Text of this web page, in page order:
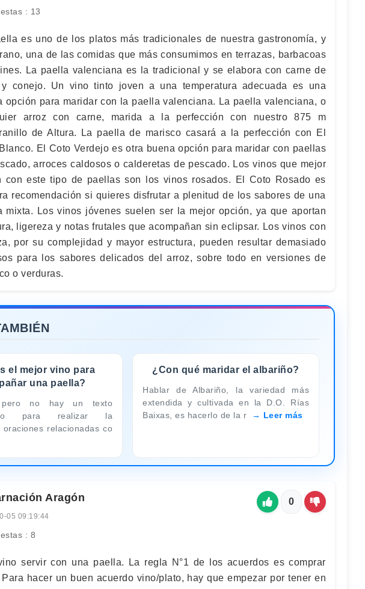
: 13
es uno de los platos más tradicionales de nuestra gastronomía, y
una de las comidas que más consumimos en terrazas, barbacoas
La paella valenciana es la tradicional y se elabora con carne de
conejo. Un vino tinto joven a una temperatura adecuada es una
opción para maridar con la paella valenciana. La paella valenciana, o
arroz con carne, marida a la perfección con nuestro 875 m
de Altura. La paella de marisco casará a la perfección con El
El Coto Verdejo es otra buena opción para maridar con paellas
arroces caldosos o calderetas de pescado. Los vinos que mejor
con este tipo de paellas son los vinos rosados. El Coto Rosado es
recomendación si quieres disfrutar a plenitud de los sabores de una
mixta. Los vinos jóvenes suelen ser la mejor opción, ya que aportan
ligereza y notas frutales que acompañan sin eclipsar. Los vinos con
por su complejidad y mayor estructura, pueden resultar demasiado
para los sabores delicados del arroz, sobre todo en versiones de
o verduras.
el mejor vino para
una paella?
no hay un texto
para realizar la
oraciones relacionadas co
¿Con qué maridar el albariño?
Hablar de Albariño, la variedad más
extendida y cultivada en la D.O. Rías
Baixas, es hacerlo de la r
Leer más
Aragón
05 09:19:44
: 8
0
servir con una paella. La regla N°1 de los acuerdos es comprar
Para hacer un buen acuerdo vino/plato, hay que empezar por tener en